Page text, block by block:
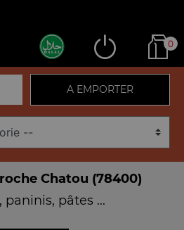
0
A EMPORTER
Chatou (78400)
paninis, pâtes ...